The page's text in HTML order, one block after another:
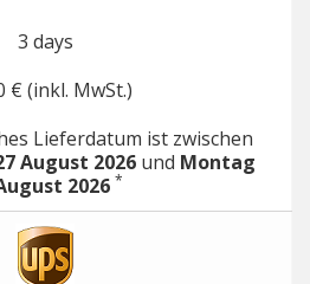
3 days
€ (inkl. MwSt.)
Lieferdatum ist zwischen
August 2026 und Montag
2026 *